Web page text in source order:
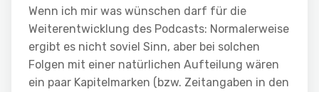
Wenn ich mir was wünschen darf für die
Weiterentwicklung des Podcasts: Normalerweise
ergibt es nicht soviel Sinn, aber bei solchen
Folgen mit einer natürlichen Aufteilung wären
ein paar Kapitelmarken (bzw. Zeitangaben in den